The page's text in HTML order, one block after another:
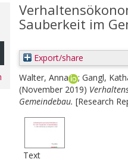
Sauberkeit im
Export/share
Walter, Anna
; Gangl,
(November 2019)
Gemeindebau. [Research
Text